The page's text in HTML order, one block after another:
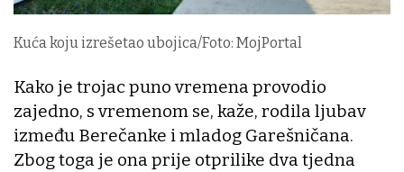
Kuća koju izrešetao ubojica/Foto: MojPortal
Kako je trojac puno vremena provodio
zajedno, s vremenom se, kaže, rodila ljubav
između Berečanke i mladog Garešničana.
Zbog toga je ona prije otprilike dva tjedna